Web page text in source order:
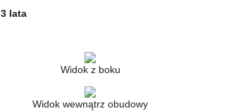
3 lata
Widok z boku
Widok wewnątrz obudowy